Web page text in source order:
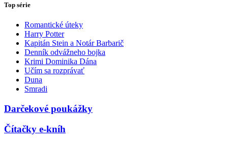
Top série
Romantické úteky
Harry Potter
Kapitán Stein a Notár Barbarič
Denník odvážneho bojka
Krimi Dominika Dána
Učím sa rozprávať
Duna
Smradi
Darčekové poukážky
Čítačky e-kníh